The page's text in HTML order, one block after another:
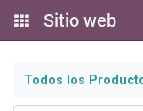
Sitio web
Todos los